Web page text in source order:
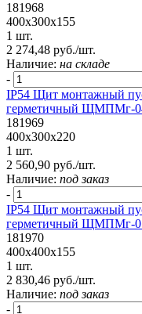
181968
400х300х155
1 шт.
2 274,48 руб./шт.
Наличие: на складе
-
IP54 Щит монтажный
герметичный ЩМПМг-
181969
400х300х220
1 шт.
2 560,90 руб./шт.
Наличие: под заказ
-
IP54 Щит монтажный
герметичный ЩМПМг-
181970
400х400х155
1 шт.
2 830,46 руб./шт.
Наличие: под заказ
-